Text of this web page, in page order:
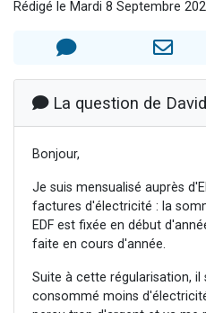
Il reste 49
12
Rédigé le Mardi 8 Septembre
La question de
Bonjour,
Je suis mensualisé auprès
factures d'électricité : la
EDF est fixée en début
faite en cours d'année.
Suite à cette régularisation, il
consommé moins